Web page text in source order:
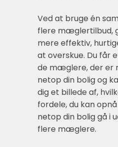
Ved at bruge én
flere mæglertilbud,
mere effektiv,
at overskue. Du får
de mæglere, der er
netop din bolig og
dig et billede af,
fordele, du kan
netop din bolig gå i
flere mæglere.